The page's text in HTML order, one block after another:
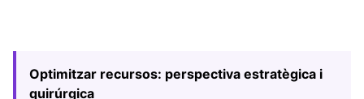
Optimitzar recursos: perspectiva estratègica i
quirúrgica